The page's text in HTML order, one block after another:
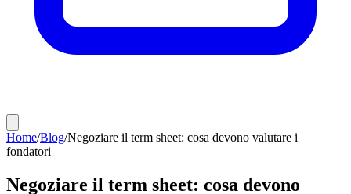
Home/Blog/Negoziare il term sheet: cosa devono valutare i
fondatori
Negoziare il term sheet: cosa devono